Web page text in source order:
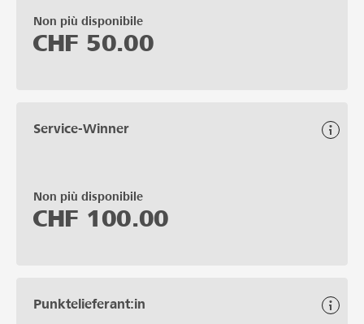
Non più disponibile
CHF 50.00
Service-Winner
Non più disponibile
CHF 100.00
Punktelieferant:in